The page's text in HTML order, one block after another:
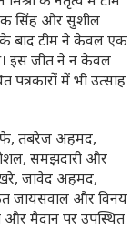
सिंह और सुशील
बाद टीम ने केवल एक
इस जीत ने न केवल
में भी उत्साह
तबरेज अहमद,
समझदारी और
खरे, जावेद अहमद,
जायसवाल और विनय
और मैदान पर उपस्थित